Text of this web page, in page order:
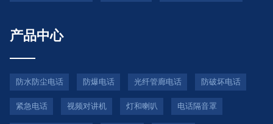
产品中心
防水防尘电话 防爆电话 光纤管廊电话 防破坏电话
紧急电话 视频对讲机 灯和喇叭 电话隔音罩